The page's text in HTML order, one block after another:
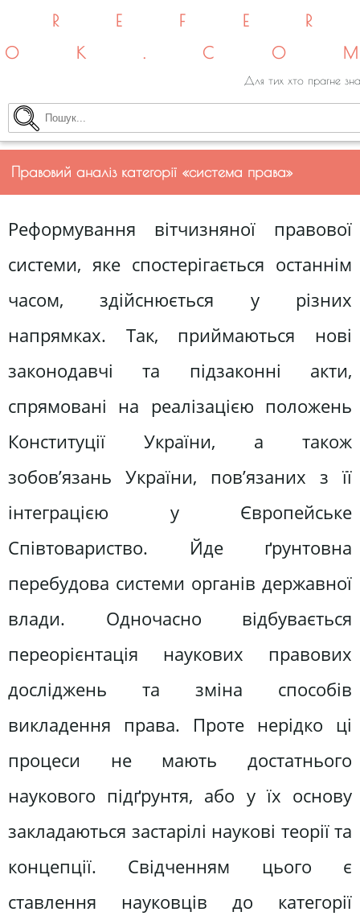
Для тих хто прагне
Правовий аналіз категорії «система права»
Реформування вітчизняної правової
системи, яке спостерігається останнім
часом, здійснюється у різних
напрямках. Так, приймаються нові
законодавчі та підзаконні акти,
спрямовані на реалізацією положень
Конституції України, а також
зобов’язань України, пов’язаних з її
інтеграцією у Європейське
Співтовариство. Йде ґрунтовна
перебудова системи органів державної
влади. Одночасно відбувається
переорієнтація наукових правових
досліджень та зміна способів
викладення права. Проте нерідко ці
процеси не мають достатнього
наукового підґрунтя, або у їх основу
закладаються застарілі наукові теорії та
концепції. Свідченням цього є
ставлення науковців до категорії